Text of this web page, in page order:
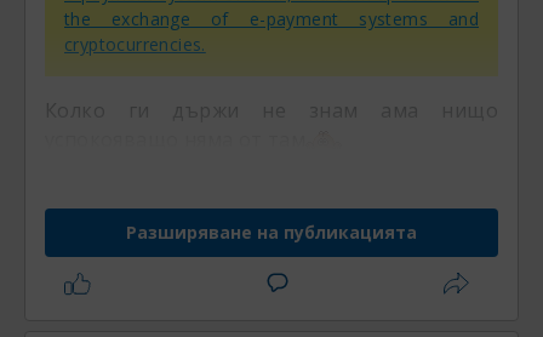
the exchange of e-payment systems and
cryptocurrencies.
Колко ги държи не знам ама нищо
Разширяване на публикацията